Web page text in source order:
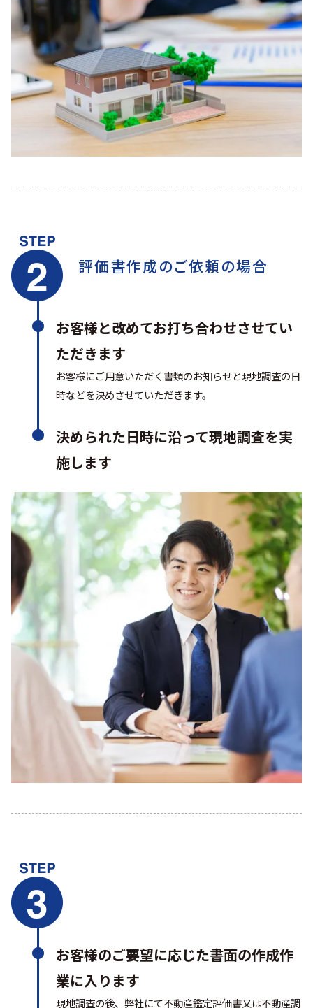
評価書作成のご依頼の場合
お客様と改めてお打ち合わせさせてい
ただきます
お客様にご用意いただく書類のお知らせと現地調査の日
時などを決めさせていただきます。
決められた日時に沿って現地調査を実
施します
お客様のご要望に応じた書面の作成作
業に入ります
現地調査の後、弊社にて不動産鑑定評価書又は不動産調